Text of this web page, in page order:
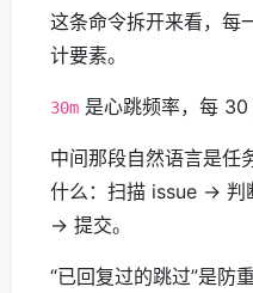
这条命令拆开来看，每
计要素。
30m 是心跳频率，每 30
中间那段自然语言是任
什么：扫描 issue → 判
→ 提交。
“已回复过的跳过”是防